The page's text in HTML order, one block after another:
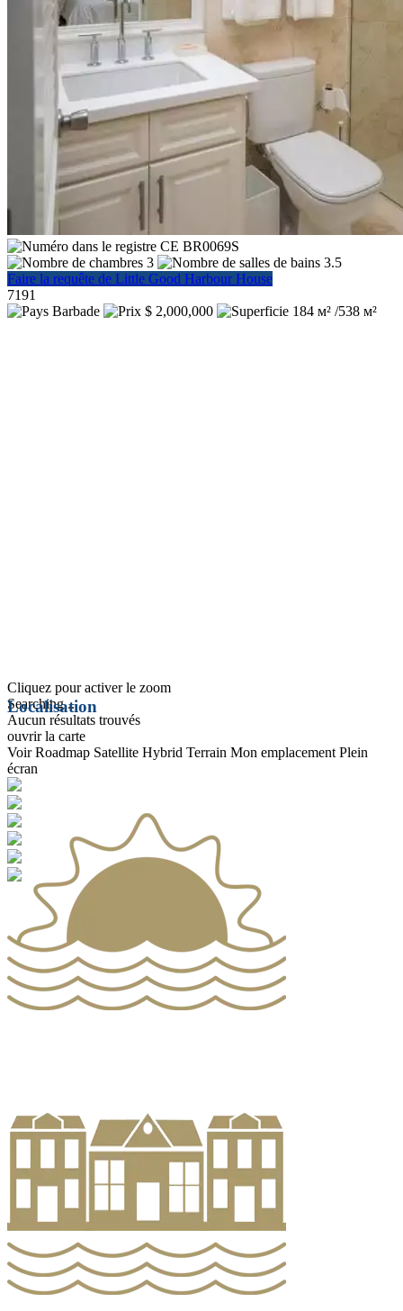
BR0069S
3
3.5
Faire la requête de Little Good Harbour House
7191
Barbade
$ 2,000,000 184 м² /538 м²
Cliquez pour activer le zoom
Searching...
Aucun résultats trouvés
ouvrir la carte
Voir Roadmap Satellite Hybrid Terrain Mon emplacement Plein
écran
Localisation